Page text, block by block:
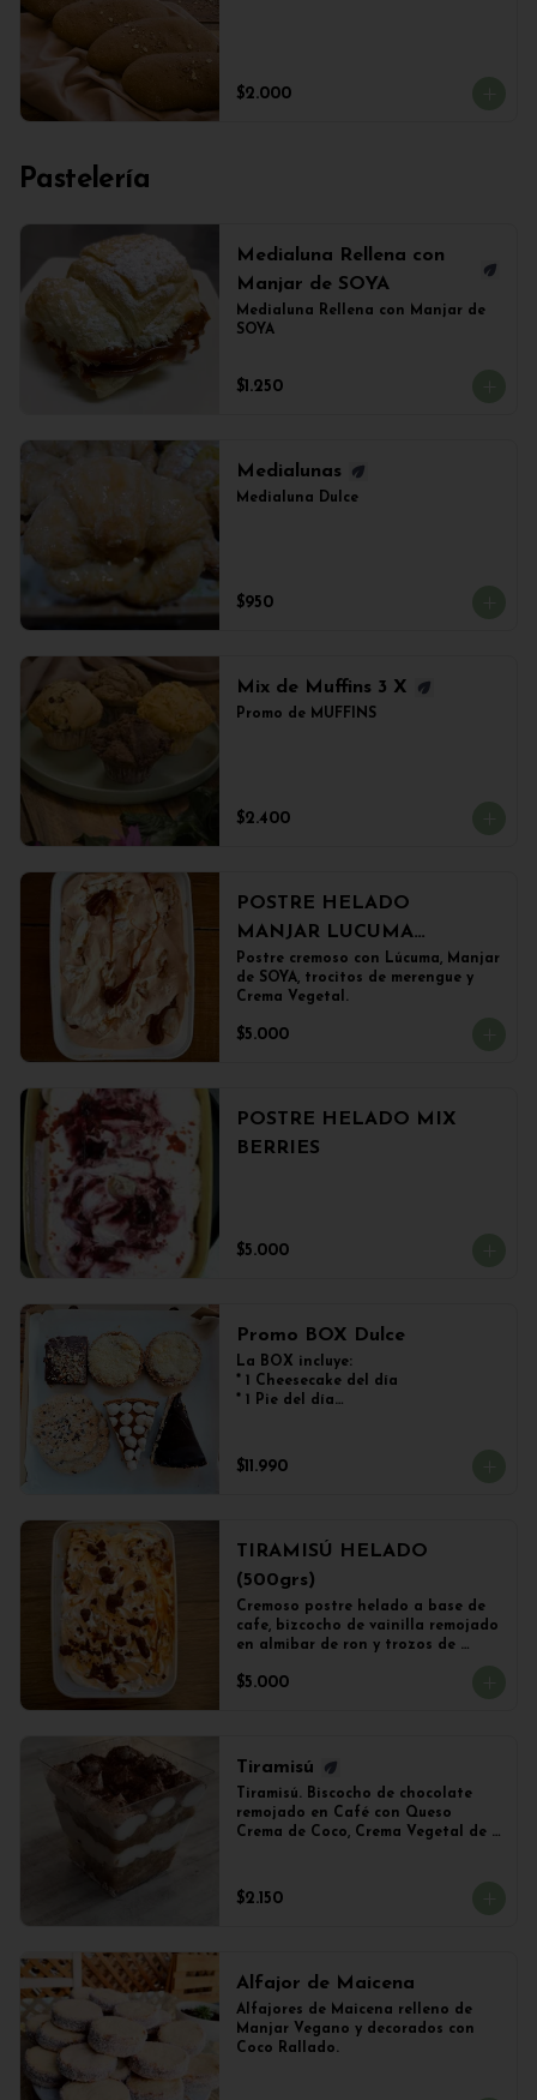
$2.000
Pastelería
Medialuna Rellena con
Manjar de SOYA
Medialuna Rellena con Manjar de
SOYA
$1.250
Medialunas
Medialuna Dulce
$950
Mix de Muffins 3 X
Promo de MUFFINS
$2.400
POSTRE HELADO
MANJAR LUCUMA
(500grs)
Postre cremoso con Lúcuma, Manjar
de SOYA, trocitos de merengue y
Crema Vegetal.
$5.000
POSTRE HELADO MIX
BERRIES
$5.000
Promo BOX Dulce
La BOX incluye:
* 1 Cheesecake del día
* 1 Pie del día
* 2 Galletones de Avena
$11.990
TIRAMISÚ HELADO
(500grs)
Cremoso postre helado a base de
cafe, bizcocho de vainilla remojado
en almibar de ron y trozos de
$5.000
Tiramisú
Tiramisú. Biscocho de chocolate
remojado en Café con Queso
Crema de Coco, Crema Vegetal de
$2.150
Alfajor de Maicena
Alfajores de Maicena relleno de
Manjar Vegano y decorados con
Coco Rallado.